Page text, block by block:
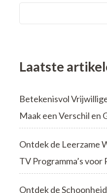
Laatste
Betekenisvol
Maak een Verschil en
Ontdek de Leerzame
TV Programma’s voor
Ontdek de